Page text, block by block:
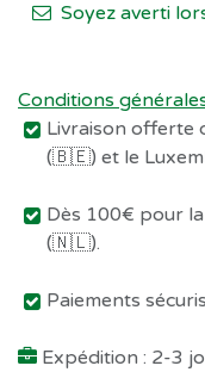
Soyez averti
Conditions
Livraison offerte
(🇧🇪) et le
Dès 100€ pour
(🇳🇱).
Paiements
Expédition : 2-3